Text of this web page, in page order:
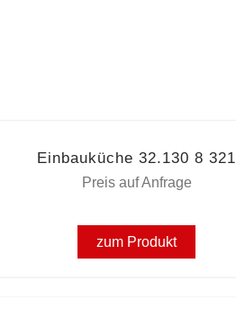
Einbauküche 32.130 8 321
Preis auf Anfrage
zum Produkt